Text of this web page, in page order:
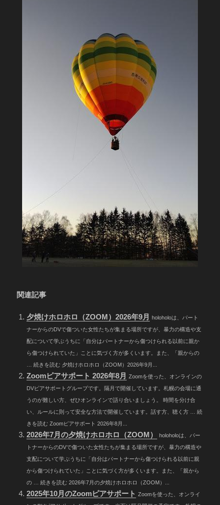
関連記事
夕焼けホロホロ（ZOOM）2026年9月
holoholoは、パート
ナーからのDVで傷ついた女性たちが集まる場所ですが、暴力の構造や支
配について学ぶうちに「自分はパートナーから傷つけられる以前に親か
ら傷つけられていた」ことに気づく方が多くいます。また、「親からの
… 続きを読む 夕焼けホロホロ（ZOOM）2026年9月...
Zoomピアサポート 2026年8月
Zoomを使った、オンラインの
DVピアサポートグループです。隔月で開催しています。札幌の会場に通
うのが難しい方、ぜひオンラインで語り合いましょう。 時間を分け合
い、ルールに則って安全な方法で開催しています。話す方、聴く方 … 続
きを読む Zoomピアサポート 2026年8月...
2026年7月の夕焼けホロホロ（ZOOM）
holoholoは、パー
トナーからのDVで傷ついた女性たちが集まる場所ですが、暴力の構造や
支配について学ぶうちに「自分はパートナーから傷つけられる以前に親
から傷つけられていた」ことに気づく方が多くいます。また、「親から
の … 続きを読む 2026年7月の夕焼けホロホロ（ZOOM）...
2025年10月のZoomピアサポート
Zoomを使った、オンライ